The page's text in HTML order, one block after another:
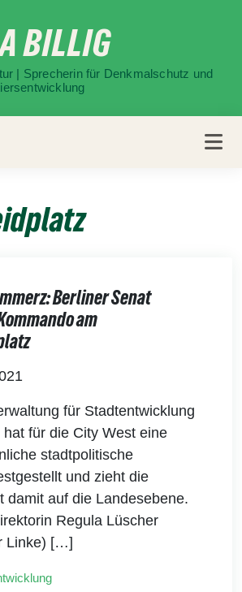
BILLIG
| Sprecherin für Denkmalschutz und
Berliner Senat
am
für Stadtentwicklung
hat für die City West eine
stadtpolitische
und zieht die
damit auf die Landesebene.
Regula Lüscher
Linke) […]